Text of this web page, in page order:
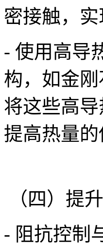
密接触，
- 使用高导
构，如金
将这些高
提高热量
（四）提
- 阻抗控制